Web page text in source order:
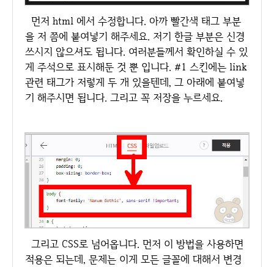
먼저 html 에서 수정합니다. 아까 빨간색 태그 부분
을 저 쯤에 붙여넣기 해주세요. 저기 한글 부분은 신경
쓰시지 않으셔도 됩니다. 여러분들께서 확인하실 수 있
게 주석으로 표시해둔 것 뿐 입니다. #1 스킨에는 link
관련 태그가 저렇게 두 개 있을텐데, 그 아래에 붙여넣
기 해주시면 됩니다. 그리고 꼭 저장을 누르세요.
그리고 CSS로 넘어옵니다. 먼저 이 방법을 사용하면
적용은 되는데, 문제는 이게 모든 글꼴에 대해서 변경